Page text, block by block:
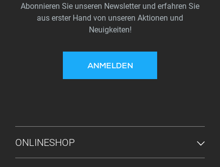
Abonnieren Sie unseren Newsletter und erfahren Sie
aus erster Hand von unseren Aktionen und
Neuigkeiten!
ANMELDEN
FUSSZEILENMENÜ
ONLINESHOP